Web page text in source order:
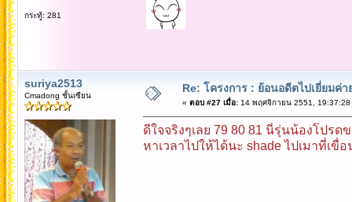
กระทู้: 281
suriya2513
Cmadong ชั้นเซียน
Re: โครงการ : ย้อนอดีตไปเยี่ยมค่
« ตอบ #27 เมื่อ:14 พฤศจิกายน 2551, 19:37:28
ดีใจจริงๆเลย 79 80 81 นี่รุ่นน้องโปรด
หาเวลาไปให้ได้นะ shade ไปเมาที่เขื่